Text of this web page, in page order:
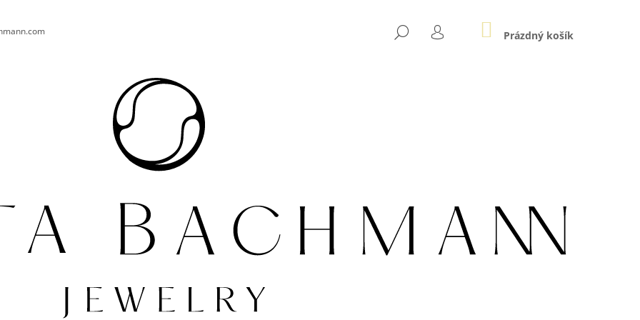
HLEDAT
PŘIHLÁŠENÍ
NÁKUPNÍ
KOŠÍK
Prázdný košík
CO POTŘEBUJETE NAJÍT?
HLEDAT
PRSTEN AURA 004 AG
NÁUŠNICE TURTLE AU ZLATÉ